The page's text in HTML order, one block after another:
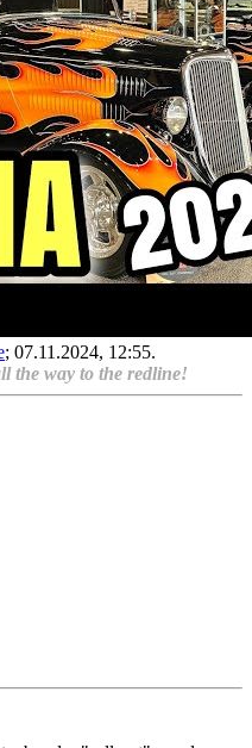
; 07.11.2024, 12:55.
the way to the redline!